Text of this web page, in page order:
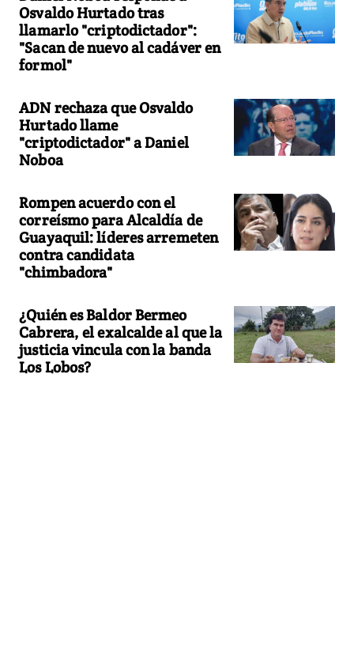
Osvaldo Hurtado tras
llamarlo "criptodictador":
"Sacan de nuevo al cadáver en
formol"
ADN rechaza que Osvaldo
Hurtado llame
"criptodictador" a Daniel
Noboa
Rompen acuerdo con el
correísmo para Alcaldía de
Guayaquil: líderes arremeten
contra candidata
"chimbadora"
¿Quién es Baldor Bermeo
Cabrera, el exalcalde al que la
justicia vincula con la banda
Los Lobos?